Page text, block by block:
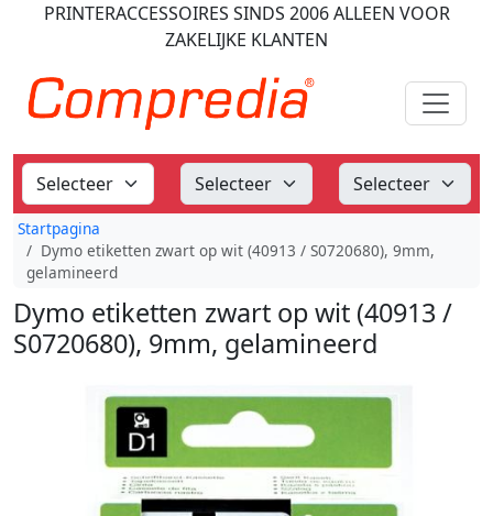
PRINTERACCESSOIRES SINDS 2006ALLEEN VOOR
ZAKELIJKE KLANTEN
Startpagina
Dymo etiketten zwart op wit (40913 / S0720680), 9mm,
gelamineerd
Dymo etiketten zwart op wit (40913 /
S0720680), 9mm, gelamineerd